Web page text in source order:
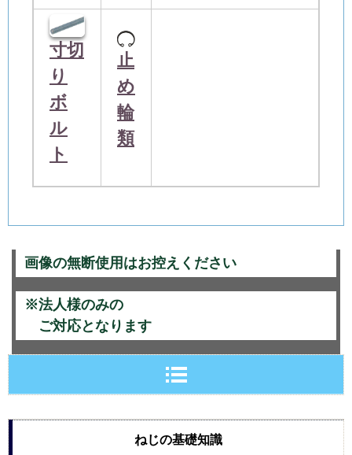
寸切
り
ボ
ル
ト
止
め
輪
類
画像の無断使用はお控えください
※法人様のみの
ご対応となります
ねじの基礎知識